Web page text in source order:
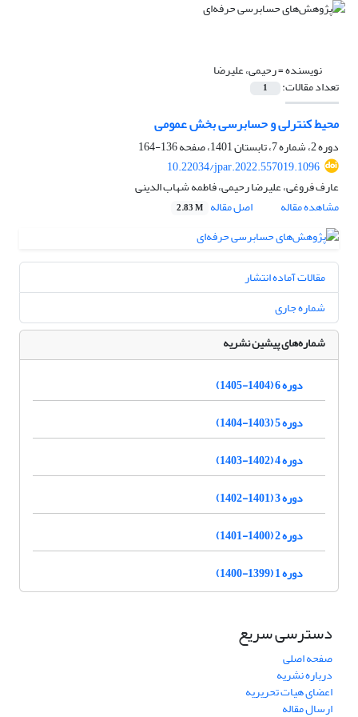
نویسنده =رحیمی، علیرضا
تعداد مقالات: 1
محیط کنترلی و حسابرسی بخش عمومی
دوره 2، شماره 7، تابستان 1401، صفحه
136-164
10.22034/jpar.2022.557019.1096
عارف فروغی، علیرضا رحیمی، فاطمه شهاب الدینی
مشاهده مقاله
اصل مقاله 2.83 M
مقالات آماده انتشار
شماره جاری
شماره‌های پیشین نشریه
دوره 6 (1404-1405)
دوره 5 (1403-1404)
دوره 4 (1402-1403)
دوره 3 (1401-1402)
دوره 2 (1400-1401)
دوره 1 (1399-1400)
دسترسی سریع
صفحه اصلی
درباره نشریه
اعضای هیات تحریریه
ارسال مقاله